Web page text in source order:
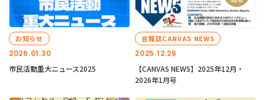
2026.01.30
お知らせ
市民活動重大ニュース2025
2025.12.26
会報誌CANVAS NEWS
【CANVAS NEWS】2025年12月・
2026年1月号